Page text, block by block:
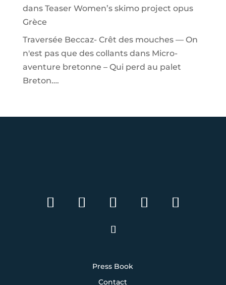
dans Teaser Women’s skimo project opus
Grèce
Traversée Beccaz- Crêt des mouches — On
n'est pas que des collantsdans Micro-
aventure bretonne – Qui perd au palet
Breton….
Press Book
Contact